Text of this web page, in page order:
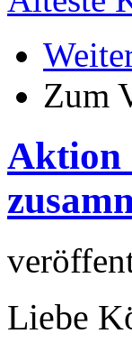
Zum
Aktion
Liebe